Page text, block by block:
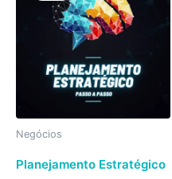
Negócios
Planejamento Estratégico
era:
R$499,00.
é:
R$129,00.